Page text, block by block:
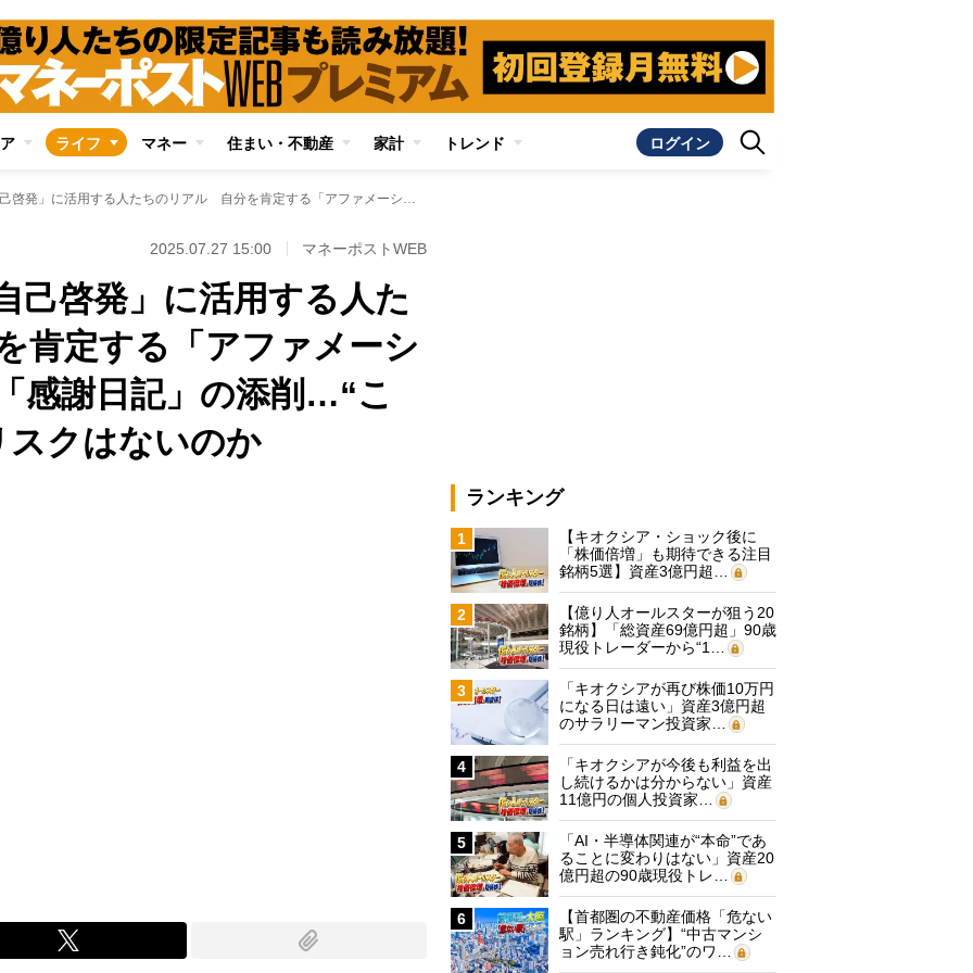
ライフ マネー 住まい・不動産 家計 トレンド ログイン
対話型生成AIを「自己啓発」に活用する人たちのリアル 自分を肯定する「アファメーション文」の作成、「感謝日記」の添削…“こころのAI依存”にリスクはないのか
2025.07.27 15:00 マネーポストWEB
己啓発」に活用する人た
肯定する「アファメーシ
感謝日記」の添削…“こ
スクはないのか
ランキング
1
【キオクシア・ショック後に
「株価倍増」も期待できる注目
銘柄5選】資産3億円超…
2
【億り人オールスターが狙う20
銘柄】「総資産69億円超」90歳
現役トレーダーから“1…
3
「キオクシアが再び株価10万円
になる日は遠い」資産3億円超
のサラリーマン投資家…
4
「キオクシアが今後も利益を出
し続けるかは分からない」資産
11億円の個人投資家…
5
「AI・半導体関連が“本命”であ
ることに変わりはない」資産20
億円超の90歳現役トレ…
6
【首都圏の不動産価格「危ない
駅」ランキング】“中古マンシ
ョン売れ行き鈍化”のワ…